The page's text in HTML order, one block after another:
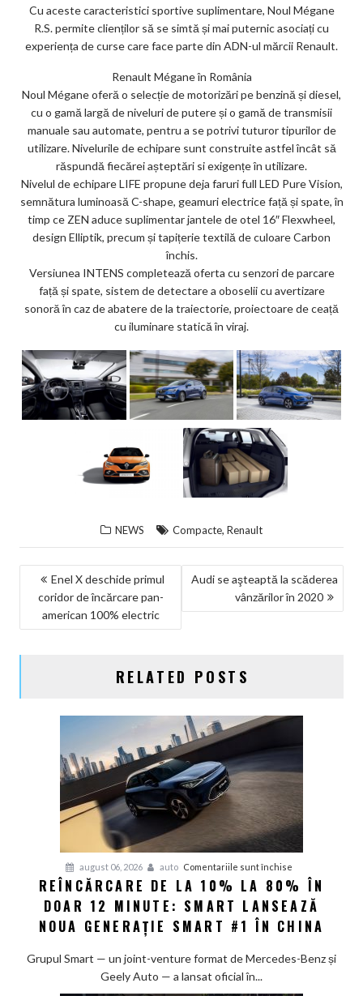
Cu aceste caracteristici sportive suplimentare, Noul Mégane
R.S. permite clienților să se simtă și mai puternic asociați cu
experiența de curse care face parte din ADN-ul mărcii Renault.
Renault Mégane în România
Noul Mégane oferă o selecție de motorizări pe benzină și diesel,
cu o gamă largă de niveluri de putere și o gamă de transmisii
manuale sau automate, pentru a se potrivi tuturor tipurilor de
utilizare. Nivelurile de echipare sunt construite astfel încât să
răspundă fiecărei așteptări si exigențe în utilizare.
Nivelul de echipare LIFE propune deja faruri full LED Pure Vision,
semnătura luminoasă C-shape, geamuri electrice față și spate, în
timp ce ZEN aduce suplimentar jantele de otel 16″ Flexwheel,
design Elliptik, precum și tapițerie textilă de culoare Carbon
închis.
Versiunea INTENS completează oferta cu senzori de parcare
față și spate, sistem de detectare a oboselii cu avertizare
sonoră în caz de abatere de la traiectorie, proiectoare de ceață
cu iluminare statică în viraj.
NEWS Compacte, Renault
NAVIGARE
ÎN
ARTICOLE
Enel X deschide primul
coridor de încărcare pan-
american 100% electric
Audi se aşteaptă la scăderea
vânzărilor în 2020
RELATED POSTS
august 06, 2026 auto Comentariile sunt închise
Reîncărcare
de
la
la
REÎNCĂRCARE DE LA 10% LA 80% ÎN
DOAR 12 MINUTE: SMART LANSEAZĂ
NOUA GENERAȚIE SMART #1 ÎN CHINA
Grupul Smart — un joint-venture format de Mercedes-Benz și
Geely Auto — a lansat oficial în...